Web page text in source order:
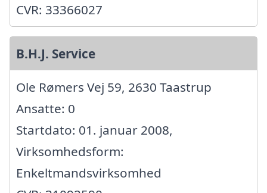
CVR: 33366027
B.H.J. Service
Ole Rømers Vej 59, 2630 Taastrup
Ansatte: 0
Startdato: 01. januar 2008,
Virksomhedsform:
Enkeltmandsvirksomhed